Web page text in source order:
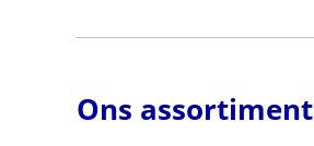
Ons assortiment